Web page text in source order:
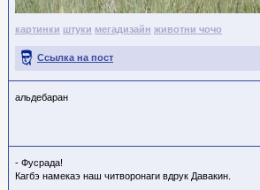
картинки штуки мегадизайн животни чочо
Ссылка на пост
альдебаран
- Фусрада!
Кагбэ намекаэ наш читворонаги вдрук Давакин.